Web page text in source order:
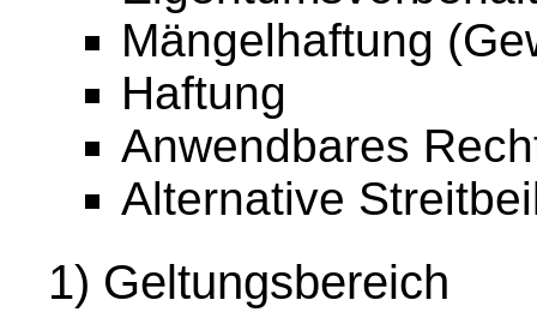
Mängelhaftung
Haftung
Anwendbares
Alternative
1) Geltungsbereich